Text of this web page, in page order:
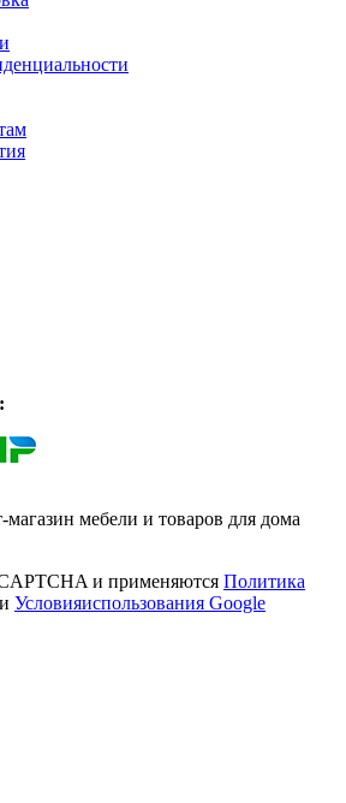
мебели и товаров для дома
и применяются Политика
и Условияиспользования Google